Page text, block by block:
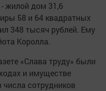
жилой дом 31,6
58 и 64 квадратных
348 тысяч рублей. Ему
Королла.
«Слава труду» были
и имуществе
сотрудников